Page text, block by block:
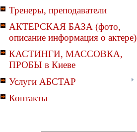
Тренеры, преподаватели
АКТЕРСКАЯ БАЗА (фото,
описание информация о актере)
КАСТИНГИ, МАССОВКА,
ПРОБЫ в Киеве
Услуги АБСТАР
Контакты